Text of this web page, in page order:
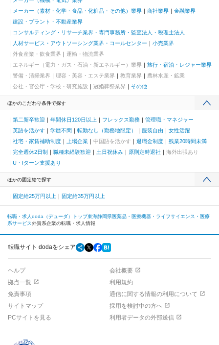
メーカー（素材・化学・食品・化粧品・その他）業界
商社業界
金融業界
建設・プラント・不動産業界
コンサルティング・リサーチ業界・専門事務所・監査法人・税理士法人
人材サービス・アウトソーシング業界・コールセンター
小売業界
外食産業・飲食業界
運輸・物流業界
エネルギー（電力・ガス・石油・新エネルギー）業界
旅行・宿泊・レジャー業界
警備・清掃業界
理容・美容・エステ業界 教育業界
農林水産・鉱業
公社・官公庁・学校・研究施設
冠婚葬祭業界 その他
ほかのこだわり条件で探す
第二新卒歓迎 年間休日120日以上 フレックス勤務
管理職・マネジャー
英語を活かす
学歴不問 転勤なし（勤務地限定） 服装自由
女性活躍
社宅・家賃補助制度
上場企業 中国語を活かす 退職金制度
残業20時間未満
完全週休2日制
職種未経験歓迎 土日祝休み 原則定時退社
海外出張あり
U・Iターン支援あり
ほかの固定給で探す
固定給25万円以上 固定給35万円以上
転職・求人doda（デューダ）トップ東海静岡県医薬品・医療機器・ライフサイエンス・医療
系サービス外資系企業の転職・求人情報
転職サイト dodaをシェア
ヘルプ
会社概要
拠点一覧
利用規約
免責事項
通信に関する情報の利用について
サイトマップ
採用を検討中の方へ
PCサイトを見る
利用者データの外部送信